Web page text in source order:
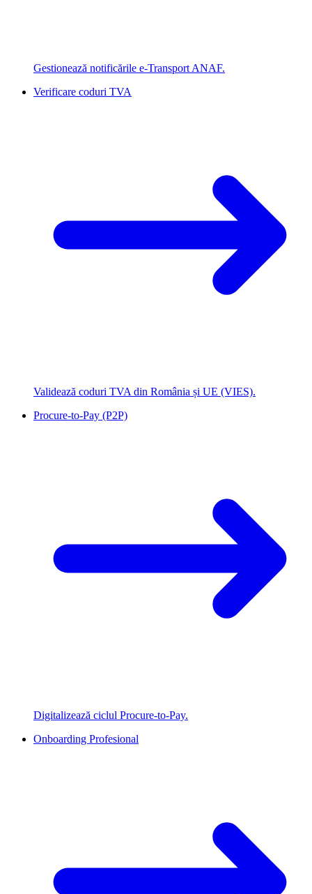
Gestionează notificările e-Transport ANAF.
Verificare coduri TVA
Validează coduri TVA din România și UE (VIES).
Procure-to-Pay (P2P)
Digitalizează ciclul Procure-to-Pay.
Onboarding Profesional